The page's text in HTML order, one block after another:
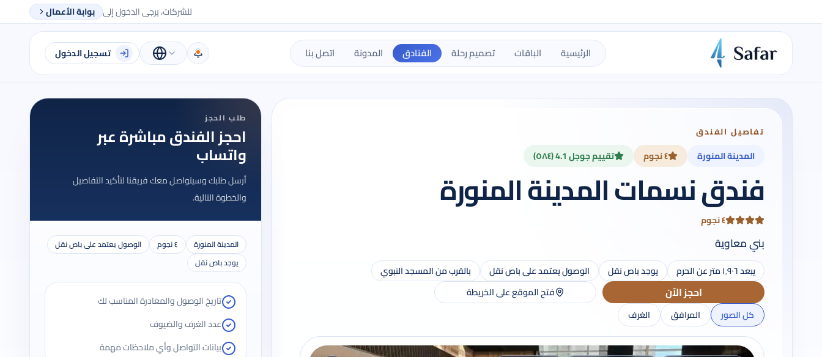
للشركات، يرجى الدخول إلى بوابة الأعمال
الرئيسية الباقات تصميم رحلة الفنادق المدونة اتصل بنا تسجيل الدخول
تفاصيل الفندق
المدينة المنورة ٤ نجوم تقييم جوجل 4.1 (٥٨٤)
فندق نسمات المدينة المنورة
٤ نجوم
بني معاوية
يبعد ١٬٩٠٦ متر عن الحرم يوجد باص نقل الوصول يعتمد على باص نقل بالقرب من المسجد النبوي
احجز الآن
فتح الموقع على الخريطة
كل الصور
المرافق الغرف
طلب الحجز
احجز الفندق مباشرة عبر
واتساب
أرسل طلبك وسيتواصل معك فريقنا لتأكيد التفاصيل
والخطوة التالية.
المدينة المنورة ٤ نجوم
الوصول يعتمد على باص نقل
يوجد باص نقل
تاريخ الوصول والمغادرة المناسب لك
عدد الغرف والضيوف
بيانات التواصل وأي ملاحظات مهمة